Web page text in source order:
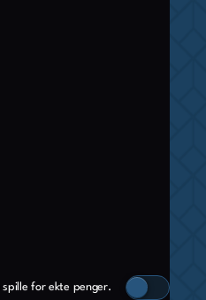
for ekte penger.